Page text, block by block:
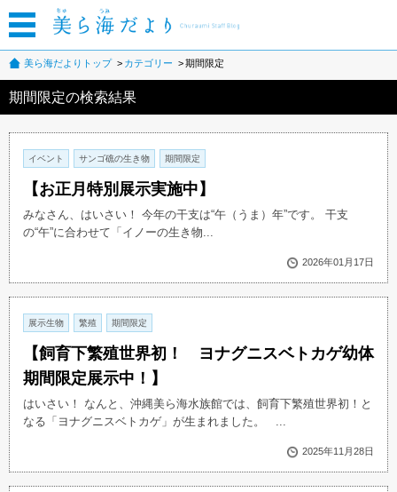
美ら海だよりトップ カテゴリー 期間限定
期間限定の検索結果
イベント サンゴ礁の生き物 期間限定
【お正月特別展示実施中】
みなさん、はいさい！ 今年の干支は“午（うま）年”です。 干支
の“午”に合わせて「イノーの生き物...
2026年01月17日
展示生物 繁殖 期間限定
【飼育下繁殖世界初！ ヨナグニスベトカゲ幼体
期間限定展示中！】
はいさい！ なんと、沖縄美ら海水族館では、飼育下繁殖世界初！と
なる「ヨナグニスベトカゲ」が生まれました。 ...
2025年11月28日